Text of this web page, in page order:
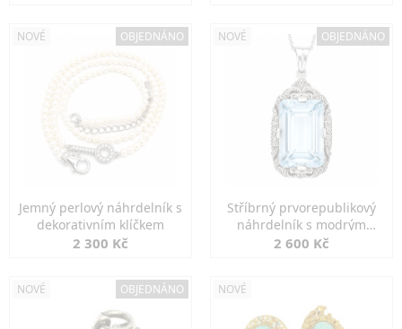
NOVÉ OBJEDNÁNO
Jemný perlový náhrdelník s
dekorativním klíčkem
2 300 Kč
NOVÉ OBJEDNÁNO
Stříbrný prvorepublikový
náhrdelník s modrým
spinelem
2 600 Kč
NOVÉ OBJEDNÁNO NOVÉ